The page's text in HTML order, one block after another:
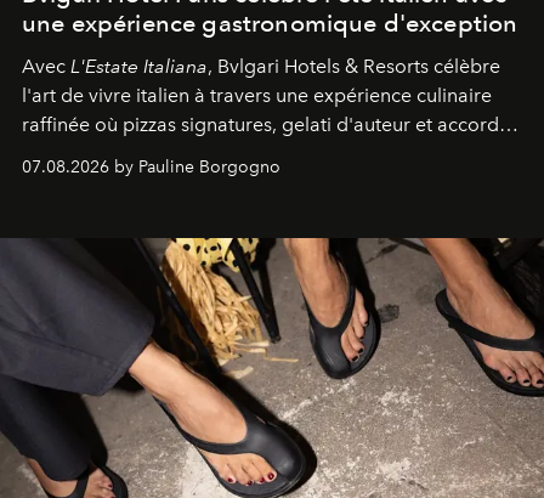
une expérience gastronomique d'exception
Avec L'Estate Italiana, Bvlgari Hotels & Resorts célèbre
l'art de vivre italien à travers une expérience culinaire
raffinée où pizzas signatures, gelati d'auteur et accords
d'exception composent un véritable voyage sensoriel.
07.08.2026 by Pauline Borgogno